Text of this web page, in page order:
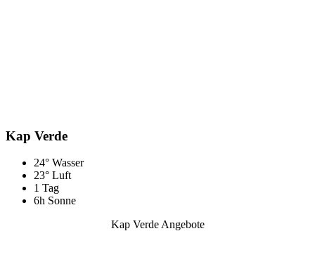
Kap Verde
24° Wasser
23° Luft
1 Tag
6h Sonne
Kap Verde Angebote